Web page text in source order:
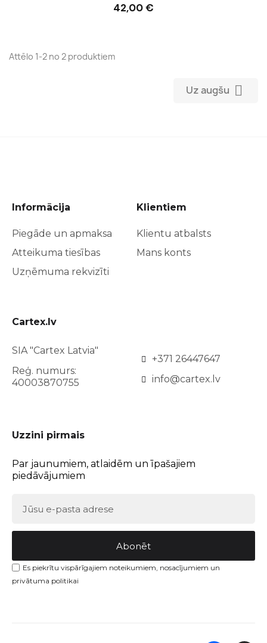
42,00 €
Ielikt grozā
Attēlo 1-2 no 2 produktiem
Uz augšu 
Informācija
Piegāde un apmaksa
Atteikuma tiesības
Uzņēmuma rekvizīti
Klientiem
Klientu atbalsts
Mans konts
Cartex.lv
SIA "Cartex Latvia"
Reģ. numurs:
40003870755
+371 26447647
info@cartex.lv
Uzzini pirmais
Par jaunumiem, atlaidēm un īpašajiem
piedāvājumiem
Abonēt
Es piekrītu vispārīgajiem noteikumiem, nosacījumiem un
privātuma politikai